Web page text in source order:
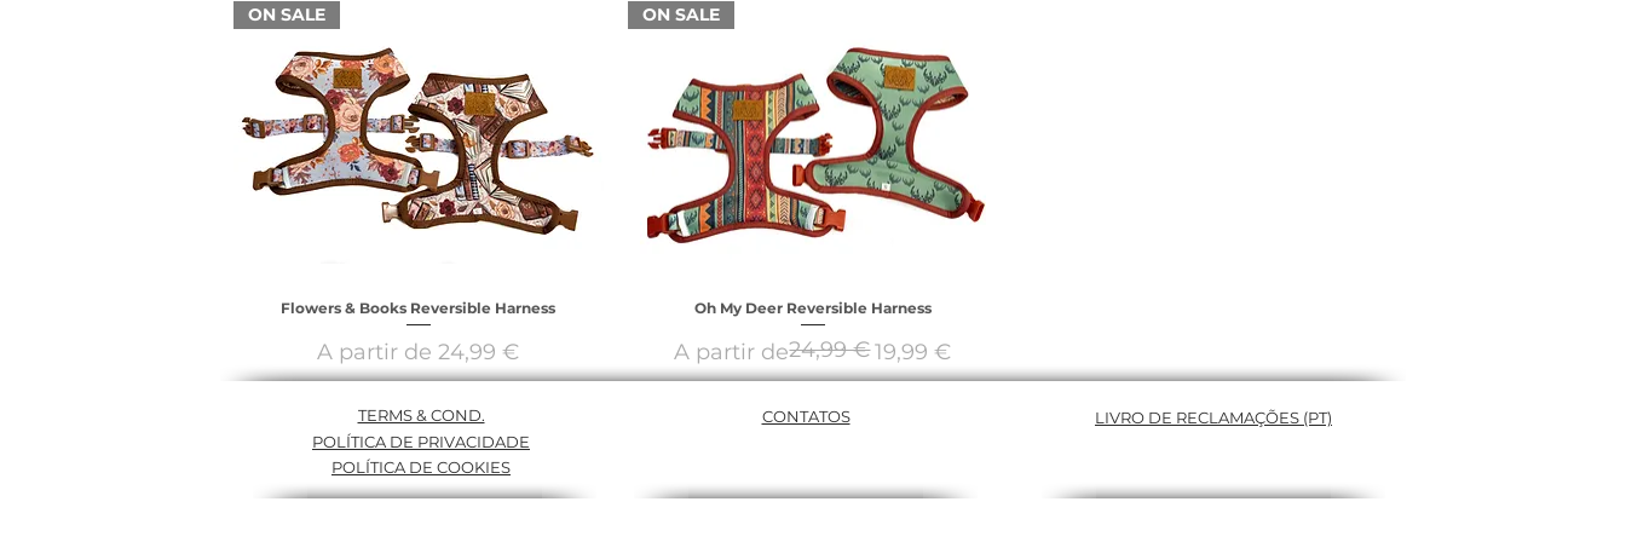
ON SALE
Flowers & Books Reversible Harness
A partir de24,99 €
Preço promocional
ON SALE
Oh My Deer Reversible Harness
A partir de
Preço normal24,99 €19,99 €
Preço promocional
TERMS & COND.
POLÍTICA DE PRIVACIDADE
CONTATOS LIVRO DE RECLAMAÇÕES (PT)
POLÍTICA DE COOKIES